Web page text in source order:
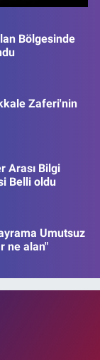
Bölgesinde
Zaferi'nin
Arası Bilgi
Belli oldu
Umutsuz
ne alan"